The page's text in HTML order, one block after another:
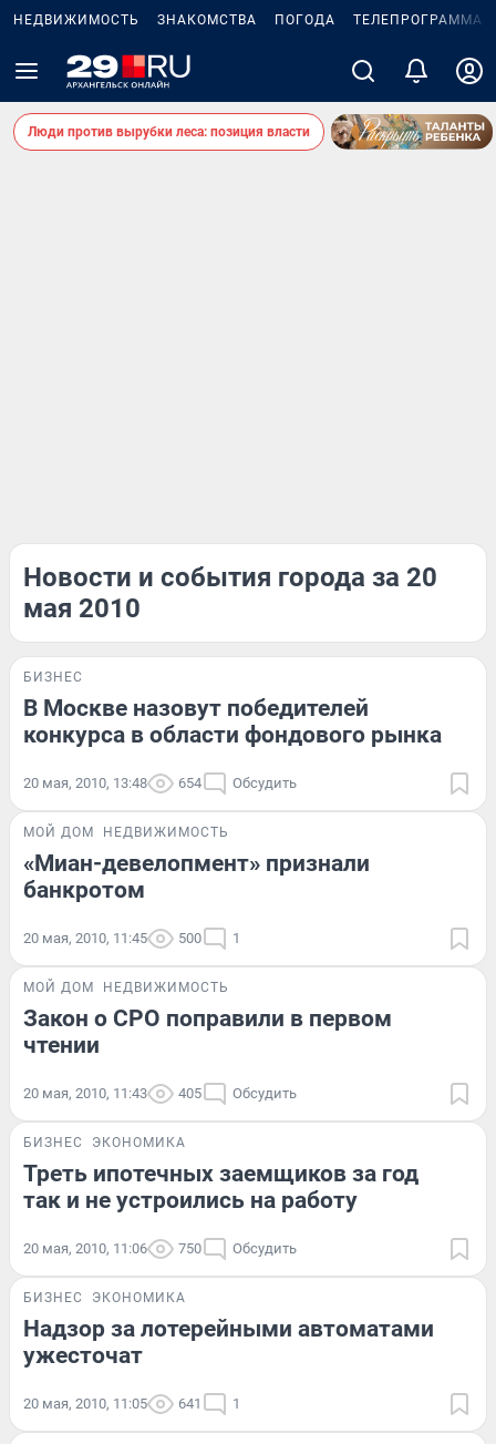
НЕДВИЖИМОСТЬ ЗНАКОМСТВА ПОГОДА ТЕЛЕПРОГРАММА
Люди против вырубки леса: позиция власти
Новости и события города за 20
мая 2010
БИЗНЕС
В Москве назовут победителей
конкурса в области фондового рынка
20 мая, 2010, 13:48 654 Обсудить
МОЙ ДОМ НЕДВИЖИМОСТЬ
«Миан-девелопмент» признали
банкротом
20 мая, 2010, 11:45 500 1
МОЙ ДОМ НЕДВИЖИМОСТЬ
Закон о СРО поправили в первом
чтении
20 мая, 2010, 11:43 405 Обсудить
БИЗНЕС ЭКОНОМИКА
Треть ипотечных заемщиков за год
так и не устроились на работу
20 мая, 2010, 11:06 750 Обсудить
БИЗНЕС ЭКОНОМИКА
Надзор за лотерейными автоматами
ужесточат
20 мая, 2010, 11:05 641 1